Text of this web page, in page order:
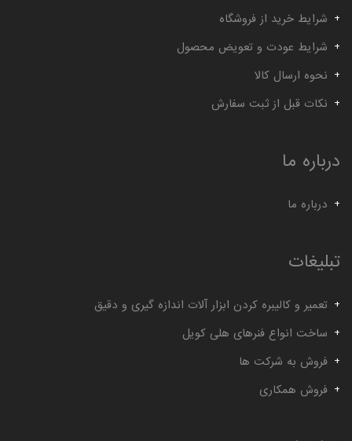
شرایط خرید از فروشگاه
شرایط عودت و تعویض محصول
نحوه ارسال کالا
نکات قبل از ثبت سفارش
درباره ما
درباره ما
تبلیغات
تعمیر و کالیبره کردن ابزار آلات اندازه گیری و دقیق
ساخت انواع فنرهای هلی کویل
فروش به شرکت ها
فروش همکاری